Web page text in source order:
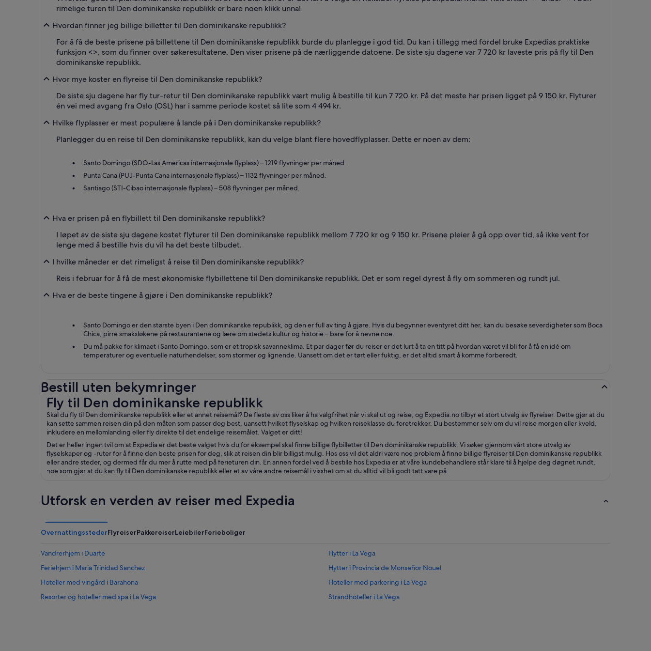
rimelige turen til Den dominikanske republikk er bare noen klikk unna!
Hvordan finner jeg billige billetter til Den dominikanske republikk?
For å få de beste prisene på billettene til Den dominikanske republikk burde du planlegge i god tid. Du kan i tillegg med fordel bruke Expedias praktiske
funksjon <>, som du finner over søkeresultatene. Den viser prisene på de nærliggende datoene. De siste sju dagene var 7 720 kr laveste pris på fly til Den
dominikanske republikk.
Hvor mye koster en flyreise til Den dominikanske republikk?
De siste sju dagene har fly tur-retur til Den dominikanske republikk vært mulig å bestille til kun 7 720 kr. På det meste har prisen ligget på 9 150 kr. Flyturer
én vei med avgang fra Oslo (OSL) har i samme periode kostet så lite som 4 494 kr.
Hvilke flyplasser er mest populære å lande på i Den dominikanske republikk?
Planlegger du en reise til Den dominikanske republikk, kan du velge blant flere hovedflyplasser. Dette er noen av dem:
Santo Domingo (SDQ-Las Americas internasjonale flyplass) – 1219 flyvninger per måned.
Punta Cana (PUJ-Punta Cana internasjonale flyplass) – 1132 flyvninger per måned.
Santiago (STI-Cibao internasjonale flyplass) – 508 flyvninger per måned.
Hva er prisen på en flybillett til Den dominikanske republikk?
I løpet av de siste sju dagene kostet flyturer til Den dominikanske republikk mellom 7 720 kr og 9 150 kr. Prisene pleier å gå opp over tid, så ikke vent for
lenge med å bestille hvis du vil ha det beste tilbudet.
I hvilke måneder er det rimeligst å reise til Den dominikanske republikk?
Reis i februar for å få de mest økonomiske flybillettene til Den dominikanske republikk. Det er som regel dyrest å fly om sommeren og rundt jul.
Hva er de beste tingene å gjøre i Den dominikanske republikk?
Santo Domingo er den største byen i Den dominikanske republikk, og den er full av ting å gjøre. Hvis du begynner eventyret ditt her, kan du besøke severdigheter som Boca
Chica, pirre smaksløkene på restaurantene og lære om stedets kultur og historie – bare for å nevne noe.
Du må pakke for klimaet i Santo Domingo, som er et tropisk savanneklima. Et par dager før du reiser er det lurt å ta en titt på hvordan været vil bli for å få en idé om
temperaturer og eventuelle naturhendelser, som stormer og lignende. Uansett om det er tørt eller fuktig, er det alltid smart å komme forberedt.
Bestill uten bekymringer
Fly til Den dominikanske republikk
Skal du fly til Den dominikanske republikk eller et annet reisemål? De fleste av oss liker å ha valgfrihet når vi skal ut og reise, og Expedia.no tilbyr et stort utvalg av flyreiser. Dette gjør at du
kan sette sammen reisen din på den måten som passer deg best, uansett hvilket flyselskap og hvilken reiseklasse du foretrekker. Du bestemmer selv om du vil reise morgen eller kveld,
inkludere en mellomlanding eller fly direkte til det endelige reisemålet. Valget er ditt!
Det er heller ingen tvil om at Expedia er det beste valget hvis du for eksempel skal finne billige flybilletter til Den dominikanske republikk. Vi søker gjennom vårt store utvalg av
flyselskaper og -ruter for å finne den beste prisen for deg, slik at reisen din blir billigst mulig. Hos oss vil det aldri være noe problem å finne billige flyreiser til Den dominikanske republikk
eller andre steder, og dermed får du mer å rutte med på ferieturen din. En annen fordel ved å bestille hos Expedia er at våre kundebehandlere står klare til å hjelpe deg døgnet rundt,
noe som gjør at du kan fly til Den dominikanske republikk eller et av våre andre reisemål i visshet om at du alltid vil bli godt tatt vare på.
Fly til Den dominikanske republikk
Utforsk en verden av reiser med Expedia
OvernattingsstederFlyreiserPakkereiserLeiebilerFerieboliger
Vandrerhjem i Duarte
Hytter i La Vega
Feriehjem i Maria Trinidad Sanchez
Hytter i Provincia de Monseñor Nouel
Hoteller med vingård i Barahona
Hoteller med parkering i La Vega
Resorter og hoteller med spa i La Vega
Strandhoteller i La Vega